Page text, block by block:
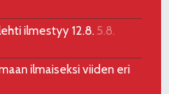
ilmestyy 12.8. 5.8.
ilmaiseksi viiden eri